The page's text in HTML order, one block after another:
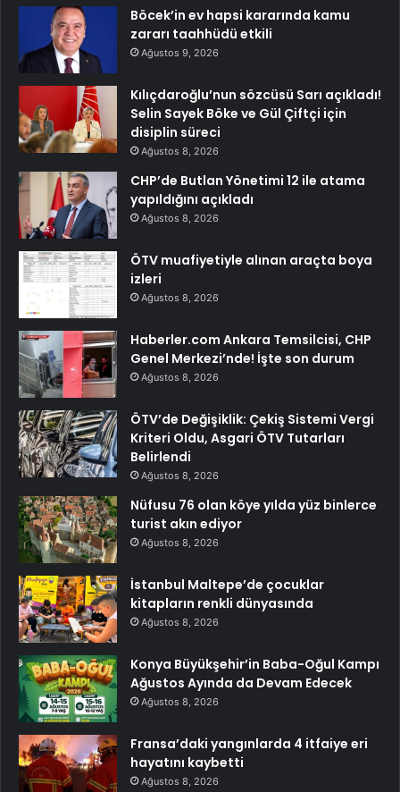
Böcek’in ev hapsi kararında kamu
zararı taahhüdü etkili
Ağustos 9, 2026
Kılıçdaroğlu’nun sözcüsü Sarı açıkladı!
Selin Sayek Böke ve Gül Çiftçi için
disiplin süreci
Ağustos 8, 2026
CHP’de Butlan Yönetimi 12 ile atama
yapıldığını açıkladı
Ağustos 8, 2026
ÖTV muafiyetiyle alınan araçta boya
izleri
Ağustos 8, 2026
Haberler.com Ankara Temsilcisi, CHP
Genel Merkezi’nde! İşte son durum
Ağustos 8, 2026
ÖTV’de Değişiklik: Çekiş Sistemi Vergi
Kriteri Oldu, Asgari ÖTV Tutarları
Belirlendi
Ağustos 8, 2026
Nüfusu 76 olan köye yılda yüz binlerce
turist akın ediyor
Ağustos 8, 2026
İstanbul Maltepe’de çocuklar
kitapların renkli dünyasında
Ağustos 8, 2026
Konya Büyükşehir’in Baba-Oğul Kampı
Ağustos Ayında da Devam Edecek
Ağustos 8, 2026
Fransa’daki yangınlarda 4 itfaiye eri
hayatını kaybetti
Ağustos 8, 2026